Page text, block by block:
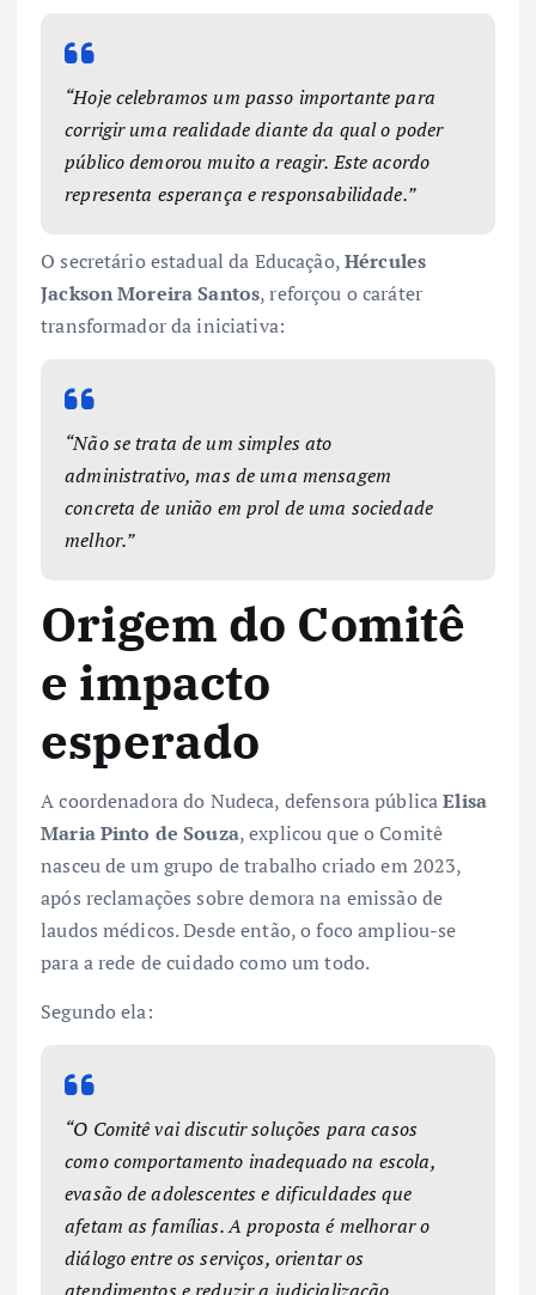
“Hoje celebramos um passo importante para
corrigir uma realidade diante da qual o poder
público demorou muito a reagir. Este acordo
representa esperança e responsabilidade.”
O secretário estadual da Educação,Hércules
Jackson Moreira Santos, reforçou o caráter
transformador da iniciativa:
“Não se trata de um simples ato
administrativo, mas de uma mensagem
concreta de união em prol de uma sociedade
melhor.”
Origem do Comitê
e impacto
esperado
A coordenadora do Nudeca, defensora públicaElisa
Maria Pinto de Souza, explicou que o Comitê
nasceu de um grupo de trabalho criado em 2023,
após reclamações sobre demora na emissão de
laudos médicos. Desde então, o foco ampliou-se
para a rede de cuidado como um todo.
Segundo ela:
“O Comitê vai discutir soluções para casos
como comportamento inadequado na escola,
evasão de adolescentes e dificuldades que
afetam as famílias. A proposta é melhorar o
diálogo entre os serviços, orientar os